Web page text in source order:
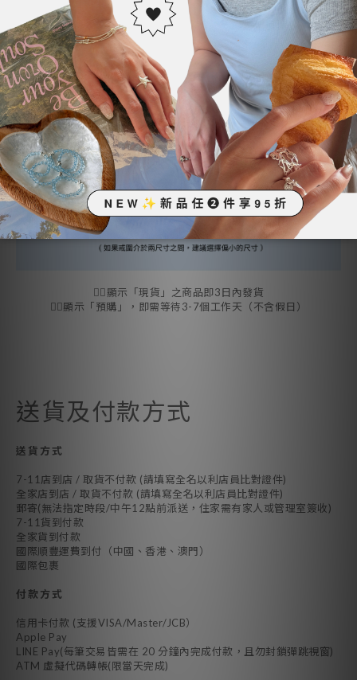
👉🏻顯示「現貨」之商品即3日內發貨
👉🏻顯示「預購」，即需等待3-7個工作天（不含假日）
送貨及付款方式
送貨方式
7-11店到店 / 取貨不付款 (請填寫全名以利店員比對證件)
全家店到店 / 取貨不付款 (請填寫全名以利店員比對證件)
郵寄(無法指定時段/中午12點前派送，住家需有家人或管理室簽收)
7-11貨到付款
全家貨到付款
國際順豐運費到付（中國、香港、澳門）
國際包裹
付款方式
信用卡付款 (支援VISA/Master/JCB）
Apple Pay
LINE Pay(每筆交易皆需在 20 分鐘內完成付款，且勿封鎖彈跳視窗)
ATM 虛擬代碼轉帳(限當天完成)